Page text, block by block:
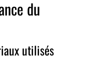
du
utilisés